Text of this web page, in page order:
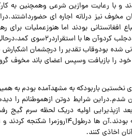
را به محاصره درآوردند و با رعایت موازین شرعی وهمچنین
آغازکردندکه۳عضودیگرباندتبهکاران مخوف نیز درلانه اجاره ای
افغانستانی بودند اما هنوزعملیات برای
ادامه داشت که صدایی ازدرون کمد دیواری،توجه کارآگاهان را به
شده بودوقاب تقدیر را درچشمان اشکبارش
خود را بازیافت وسپس اعضای باند مخوف
نخستین باربودکه به مشهدآمده بودم به
شدم.دراین شرایط دوتن ازهموطنانم را
ازپذیرایی اولیه دریک لحظه سرم گیج
شدم.زمانی به هوش آمدم که درون کمدقرارداشتم ودستانم را بسته بودند.آن ها
اخاذی کنند.